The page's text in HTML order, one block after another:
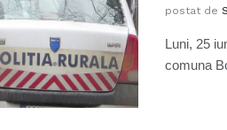
postat de
Luni, 25
comuna